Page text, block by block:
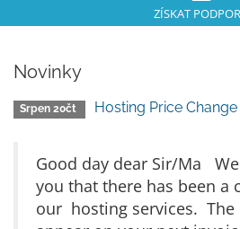
ZÍSKAT
Novinky
Srpen 20čt Hosting Price Change
Good day dear Sir/Ma
you that there has been a
our hosting services. The